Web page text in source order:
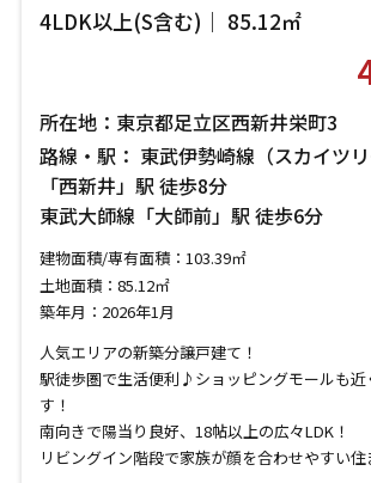
4LDK以上(S含む)｜ 85.12㎡
所在地：東京都足立区西新井栄町3
路線・駅： 東武伊勢崎線（スカイツリ
「西新井」駅 徒歩8分
東武大師線「大師前」駅 徒歩6分
建物面積/専有面積：103.39㎡
土地面積：85.12㎡
築年月：2026年1月
人気エリアの新築分譲戸建て！
駅徒歩圏で生活便利♪ショッピングモールも近
す！
南向きで陽当り良好、18帖以上の広々LDK！
リビングイン階段で家族が顔を合わせやすい